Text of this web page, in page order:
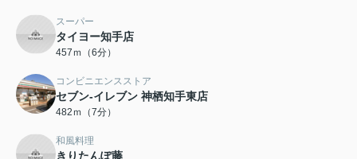
スーパー
タイヨー知手店
457ｍ（6分）
コンビニエンスストア
セブン-イレブン 神栖知手東店
482ｍ（7分）
和風料理
きりたんぽ藤